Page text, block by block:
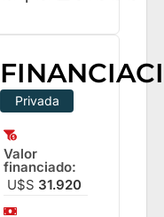
Privada
Valor
financiado:
U$S 31.920